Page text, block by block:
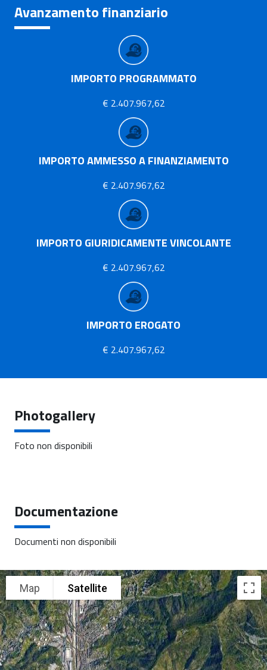
Avanzamento finanziario
IMPORTO PROGRAMMATO
€ 2.407.967,62
IMPORTO AMMESSO A FINANZIAMENTO
€ 2.407.967,62
IMPORTO GIURIDICAMENTE VINCOLANTE
€ 2.407.967,62
IMPORTO EROGATO
€ 2.407.967,62
Photogallery
Foto non disponibili
Documentazione
Documenti non disponibili
Map Satellite